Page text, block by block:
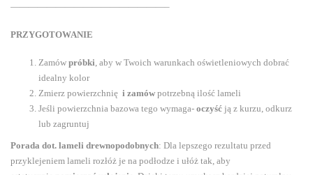
—————————————————–
PRZYGOTOWANIE
Zamów próbki , aby w Twoich warunkach oświetleniowych dobrać
idealny kolor
Zmierz powierzchnię i zamów potrzebną ilość lameli
Jeśli powierzchnia bazowa tego wymaga- oczyść ją z kurzu, odkurz
lub zagruntuj
Porada dot. lameli drewnopodobnych: Dla lepszego rezultatu przed
przyklejeniem lameli rozłóż je na podłodze i ułóż tak, aby